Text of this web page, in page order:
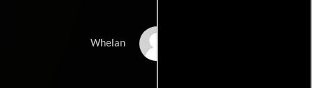
Whelan